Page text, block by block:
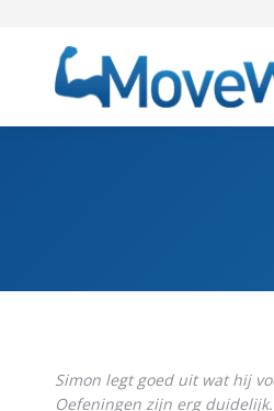
Simon legt goed uit wat hij
Oefeningen zijn erg duidelijk.